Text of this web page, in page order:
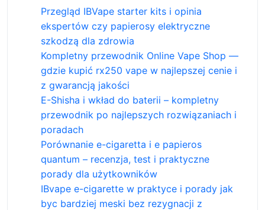
Przegląd IBVape starter kits i opinia
ekspertów czy papierosy elektryczne
szkodzą dla zdrowia
Kompletny przewodnik Online Vape Shop —
gdzie kupić rx250 vape w najlepszej cenie i
z gwarancją jakości
E-Shisha i wkład do baterii – kompletny
przewodnik po najlepszych rozwiązaniach i
poradach
Porównanie e-cigaretta i e papieros
quantum – recenzja, test i praktyczne
porady dla użytkowników
IBvape e-cigarette w praktyce i porady jak
byc bardziej meski bez rezygnacji z